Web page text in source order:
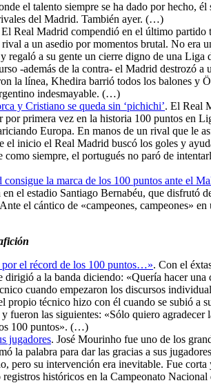
el talento siempre se ha dado por hecho,
del Madrid. También ayer. (…)
El Real Madrid compendió en el último partido
a un asedio por momentos brutal. No
regaló a su gente un cierre digno de una
-además de la contra- el Madrid destrozó
la línea, Khedira barrió todos los balones
indesmayable. (…)
y Cristiano se queda sin ‘pichichi’. El Real
primera vez en la historia 100 puntos en
Europa. En manos de un rival que le
el inicio el Real Madrid buscó los goles y
siempre, el portugués no paró de
la marca de los 100 puntos ante el
el estadio Santiago Bernabéu, que
el cántico de «campeones, campeones»
por el récord de los 100 puntos…». Con el
a la banda diciendo: «Quería hacer
cuando empezaron los discursos
propio técnico hizo con él cuando se subió a
las siguientes: «Sólo quiero
100 puntos». (…)
jugadores. José Mourinho fue uno de los
la palabra para dar las gracias a sus
pero su intervención era inevitable. Fue
registros históricos en la Campeonato